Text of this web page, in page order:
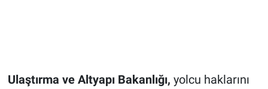
Ulaştırma ve Altyapı Bakanlığı, yolcu haklarını